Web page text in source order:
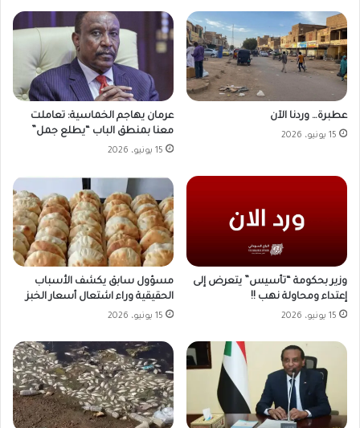
عطبرة… وردنا الآن
15 يونيو، 2026
عرمان يهاجم الخماسية: تعاملت
معنا بمنطق الباب “يطلع جمل”
15 يونيو، 2026
وزير بحكومة “تأسيس” يتعرض إلى
إعتداء ومحاولة نهب !!
15 يونيو، 2026
مسؤول سابق يكشف الأسباب
الحقيقية وراء اشتعال أسعار الخبز
15 يونيو، 2026